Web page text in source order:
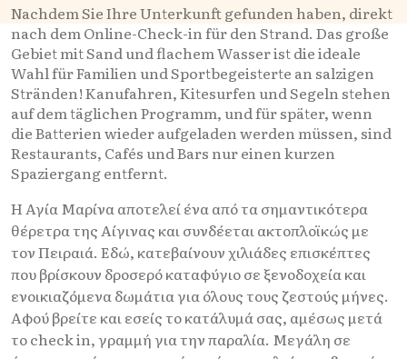
Nachdem Sie Ihre Unterkunft gefunden haben, direkt
nach dem Online-Check-in für den Strand. Das große
Gebiet mit Sand und flachem Wasser ist die ideale
Wahl für Familien und Sportbegeisterte an salzigen
Stränden! Kanufahren, Kitesurfen und Segeln stehen
auf dem täglichen Programm, und für später, wenn
die Batterien wieder aufgeladen werden müssen, sind
Restaurants, Cafés und Bars nur einen kurzen
Spaziergang entfernt.
Η Αγία Μαρίνα αποτελεί ένα από τα σημαντικότερα
θέρετρα της Αίγινας και συνδέεται ακτοπλοϊκώς με
τον Πειραιά. Εδώ, κατεβαίνουν χιλιάδες επισκέπτες
που βρίσκουν δροσερό καταφύγιο σε ξενοδοχεία και
ενοικιαζόμενα δωμάτια για όλους τους ζεστούς μήνες.
Αφού βρείτε και εσείς το κατάλυμά σας, αμέσως μετά
το check in, γραμμή για την παραλία. Μεγάλη σε